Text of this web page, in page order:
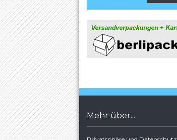
Mehr über...